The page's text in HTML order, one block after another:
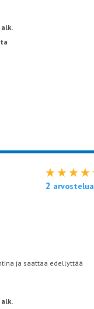
2 arvostelua
ja saattaa edellyttää